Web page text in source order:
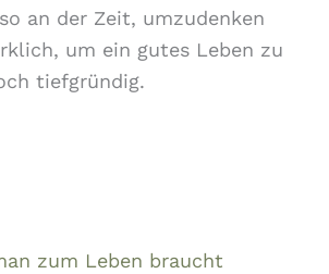
an der Zeit, umzudenken
um ein gutes Leben zu
tiefgründig.
zum Leben braucht